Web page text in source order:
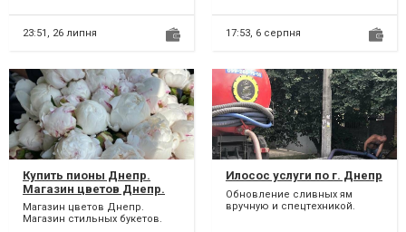
пропонує послуги у сфері
переві...
23:51, 26 липня
обов'язковим атрибутом будь-
яко...
17:53, 6 серпня
Купить пионы Днепр.
Магазин цветов Днепр.
Заказать доставку
цветов Днепр.
Магазин цветов Днепр.
Магазин стильных букетов.
Илосос услуги по г. Днепр
Обновление сливных ям
вручную и спецтехникой.